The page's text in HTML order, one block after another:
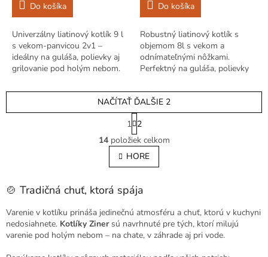
Do košíka
Univerzálny liatinový kotlík 9 l
s vekom-panvicou 2v1 –
ideálny na guláša, polievky aj
grilovanie pod holým nebom.
dobrodružstvo pri ohni.
Do košíka
Robustný liatinový kotlík s
objemom 8l s vekom a
odnímateľnými nôžkami.
Perfektný na guláša, polievky
alebo v záhradnej peci.
O
v
l
á
a
i
e
p
NAČÍTAŤ ĎALŠIE 2
S
t
r
á
n
k
v
a
n
i
e
1 2
14položiek celkom
HORE
🍲 Tradičná chuť, ktorá spája
Varenie v kotlíku prináša jedinečnú atmosféru a chuť, ktorú v kuchyni
nedosiahnete. Kotlíky Zinersú navrhnuté pre tých, ktorí milujú
varenie pod holým nebom – na chate, v záhrade aj pri vode.